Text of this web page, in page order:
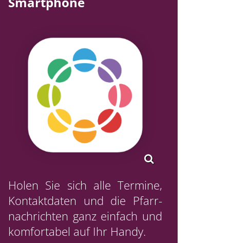
Holen Sie sich alle Termine,
Kontaktdaten und die Pfarr-
nachrichten ganz einfach und
komfortabel auf Ihr Handy.